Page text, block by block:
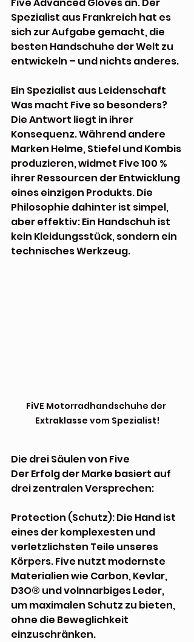
Five Advanced Gloves an. Der
Spezialist aus Frankreich hat es
sich zur Aufgabe gemacht, die
besten Handschuhe der Welt zu
entwickeln – und nichts anderes.
Ein Spezialist aus Leidenschaft
Was macht Five so besonders?
Die Antwort liegt in ihrer
Konsequenz. Während andere
Marken Helme, Stiefel und Kombis
produzieren, widmet Five 100 %
ihrer Ressourcen der Entwicklung
eines einzigen Produkts. Die
Philosophie dahinter ist simpel,
aber effektiv: Ein Handschuh ist
kein Kleidungsstück, sondern ein
technisches Werkzeug.
FiVE Motorradhandschuhe der
Extraklasse vom Spezialist!
Die drei Säulen von Five
Der Erfolg der Marke basiert auf
drei zentralen Versprechen:
Protection (Schutz): Die Hand ist
eines der komplexesten und
verletzlichsten Teile unseres
Körpers. Five nutzt modernste
Materialien wie Carbon, Kevlar,
D3O® und volnnarbiges Leder,
um maximalen Schutz zu bieten,
ohne die Beweglichkeit
einzuschränken.